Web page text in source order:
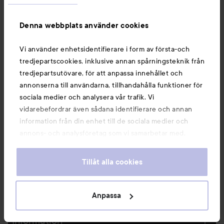
Denna webbplats använder cookies
Vi använder enhetsidentifierare i form av första-och
tredjepartscookies, inklusive annan spårningsteknik från
tredjepartsutövare, för att anpassa innehållet och
annonserna till användarna, tillhandahålla funktioner för
sociala medier och analysera vår trafik. Vi
vidarebefordrar även sådana identifierare och annan
information från din enhet till de sociala medier och
annons- och analysföretag som vi samarbetar med.
information som du har tillhandahållit eller som de har
våra cookies vid fortsatt användande av vår webbplats.
För information om hur du kan ändra inställningarna för
Tillåt alla cookies
Anpassa
KÖP KÖP
Nyheter och erbjudanden
Följ oss
Kundservice
Information